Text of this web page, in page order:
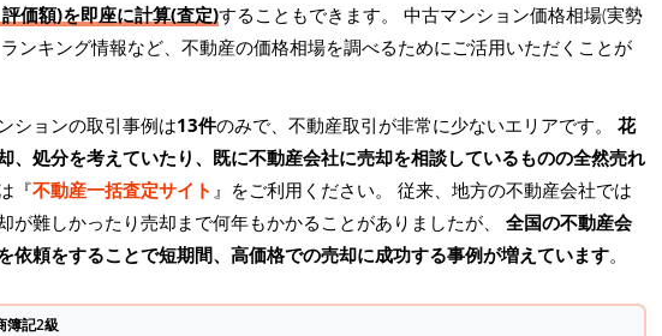
価額)を即座に計算(査定)することもできます。 中古マンション価格相場(実勢
ンキング情報など、不動産の価格相場を調べるためにご活用いただくことが
ションの取引事例は13件のみで、不動産取引が非常に少ないエリアです。 花
、処分を考えていたり、既に不動産会社に売却を相談しているものの全然売れ
『不動産一括査定サイト 』をご利用ください。 従来、地方の不動産会社では
が難しかったり売却まで何年もかかることがありましたが、 全国の不動産会
依頼をすることで短期間、高価格での売却に成功する事例が増えています。
簿記2級